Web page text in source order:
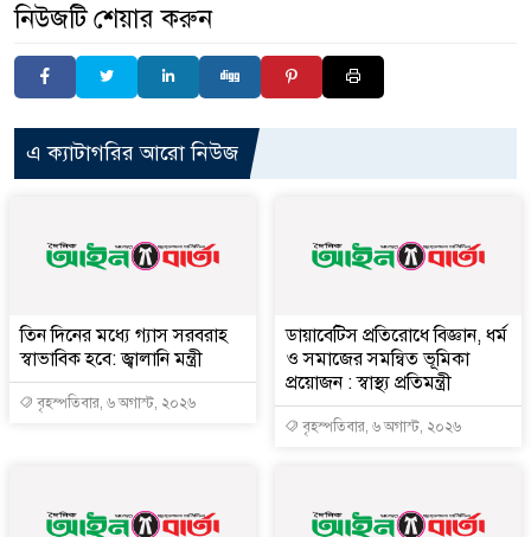
নিউজটি শেয়ার করুন
এ ক্যাটাগরির আরো নিউজ
তিন দিনের মধ্যে গ্যাস সরবরাহ
স্বাভাবিক হবে: জ্বালানি মন্ত্রী
বৃহস্পতিবার, ৬ অগাস্ট, ২০২৬
ডায়াবেটিস প্রতিরোধে বিজ্ঞান, ধর্ম
ও সমাজের সমন্বিত ভূমিকা
প্রয়োজন : স্বাস্থ্য প্রতিমন্ত্রী
বৃহস্পতিবার, ৬ অগাস্ট, ২০২৬